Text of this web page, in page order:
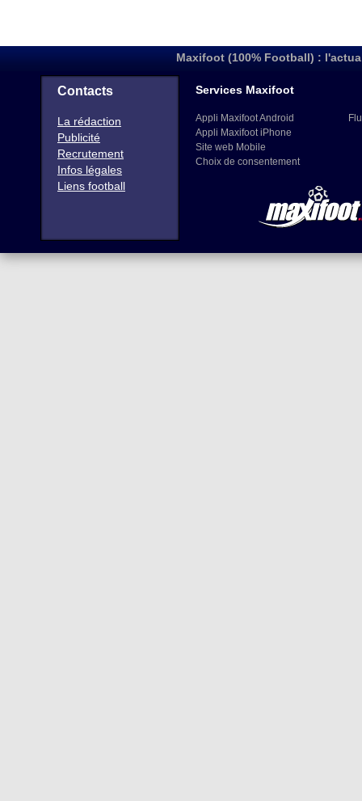
Maxifoot (100% Football) :
Contacts
La rédaction
Publicité
Recrutement
Infos légales
Liens football
Services Maxifoot
Appli Maxifoot Android
Appli Maxifoot iPhone
Site web Mobile
Choix de consentement